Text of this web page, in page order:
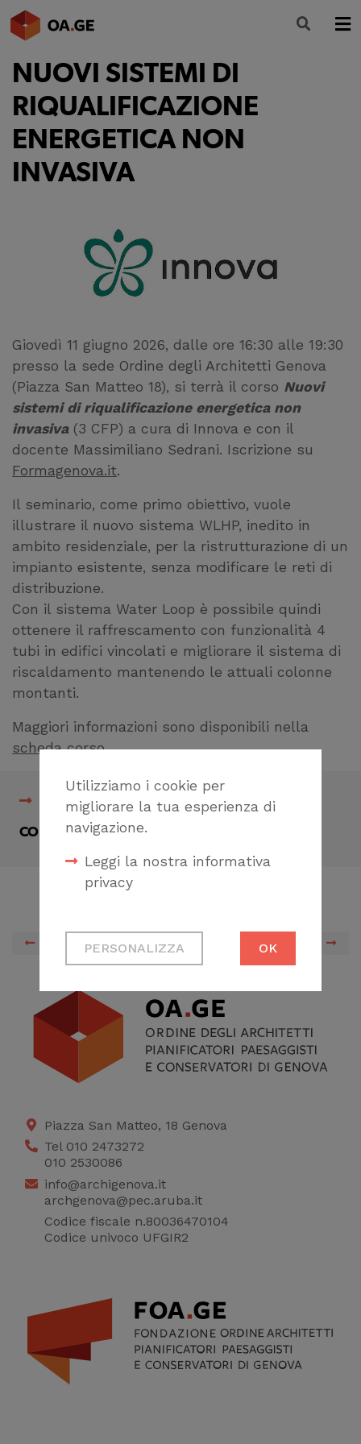
Utilizziamo i cookie per
migliorare la tua esperienza di
navigazione.
Leggi la nostra informativa
privacy
Cookie tecnici
Necessari per
correttamente del
sito
Cookie di profilazione
statistici su di te per
migliorare il servizio
PERSONALIZZA OK
L’ORDINE
AMMINISTRAZIONE TRASPARENTE
ALBO
SEGRETERIA
FORMAZIONE
NUOVI SISTEMI DI
RIQUALIFICAZIONE
ENERGETICA NON
INVASIVA
Giovedì 11 giugno 2026, dalle ore 16:30 alle 19:30
presso la sede Ordine degli Architetti Genova
(Piazza San Matteo 18), si terrà il corso Nuovi
sistemi di riqualificazione energetica non
invasiva(3 CFP) a cura di Innova e con il
docente Massimiliano Sedrani. Iscrizione su
Formagenova.it.
Il seminario, come primo obiettivo, vuole
illustrare il nuovo sistema WLHP, inedito in
ambito residenziale, per la ristrutturazione di un
impianto esistente, senza modificare le reti di
distribuzione.
Con il sistema Water Loop è possibile quindi
ottenere il raffrescamento con funzionalità 4
tubi in edifici vincolati e migliorare il sistema di
riscaldamento mantenendo le attuali colonne
montanti.
Maggiori informazioni sono disponibili nella
scheda corso.
Scheda corso
CONDIVIDI
PREVIOUS
Piazza San Matteo, 18 Genova
Tel 010 2473272
010 2530086
info@archigenova.it
archgenova@pec.aruba.it
Codice fiscale n.80036470104
Codice univoco UFGIR2